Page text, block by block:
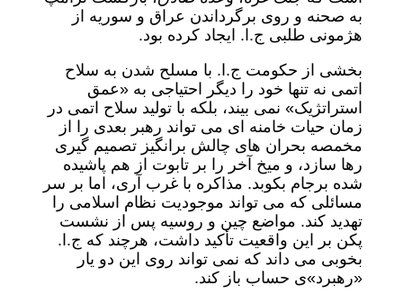
به صحنه و روی برگرداندن عراق و سوریه از
هژمونی طلبی ج.ا. ایجاد کرده بود.
بخشی از حکومت ج.ا. با مسلح شدن به سلاح
اتمی نه تنها خود را دیگر احتیاجی به «عمق
استراتژیک» نمی بیند، بلکه با تولید سلاح اتمی در
زمان حیات خامنه ای می تواند رهبر بعدی را از
مخمصه بحران های چالش برانگیز تصمیم گیری
رها سازد، و میخ آخر را بر تابوت از هم پاشیده
شده برجام بکوبد. مذاکره با غرب آری، اما بر سر
مسائلی که می تواند موجودیت نظام اسلامی را
تهدید کند. مواضع چین و روسیه پس از نشست
پکن بر این واقعیت تأکید داشت، هرچند که ج.ا.
بخوبی می داند که نمی تواند روی این دو یار
«رهبرد»ی حساب باز کند.